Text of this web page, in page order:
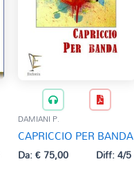
DAMIANI P.
CAPRICCIO PER BANDA
Da:€75,00 Diff: 4/5